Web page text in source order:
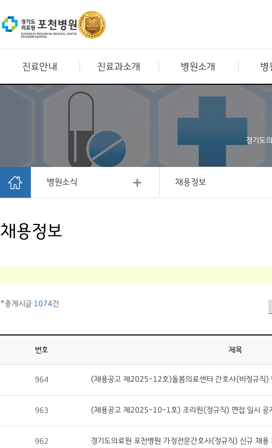
진료안내 진료과소개 병원소개 병
경기도
병원소식 채용정보
채용정보
*총게시글 1074건
번호 제목
964 (채용공고 제2025-12호)돌봄의료센터 간호사(비정규직)
963 (채용공고 제2025-10-1호) 조리원(정규직) 면접 일시 공
962 경기도의료원 포천병원 가정전문간호사(정규직) 신규